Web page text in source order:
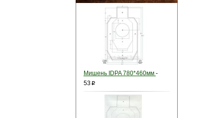
Мишень IDPA 780*460мм -
53p